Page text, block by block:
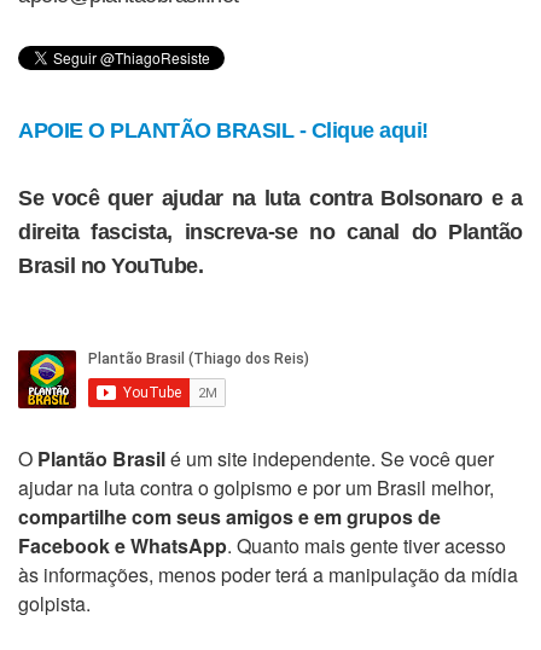
APOIE O PLANTÃO BRASIL - Clique aqui!
Se você quer ajudar na luta contra Bolsonaro e a
direita fascista, inscreva-se no canal do Plantão
Brasil no YouTube.
O Plantão Brasilé um site independente. Se você quer
ajudar na luta contra o golpismo e por um Brasil melhor,
compartilhe com seus amigos e em grupos de
Facebook e WhatsApp. Quanto mais gente tiver acesso
às informações, menos poder terá a manipulação da mídia
golpista.